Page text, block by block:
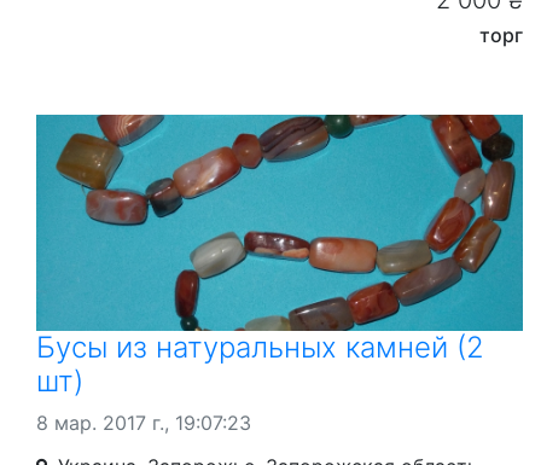
торг
Бусы из натуральных камней (2
шт)
8 мар. 2017 г., 19:07:23